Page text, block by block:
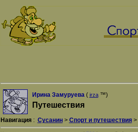
Ирина Замуруева( irza™)
Путешествия
Навигация: Сусанин> Спорт и путешествия>